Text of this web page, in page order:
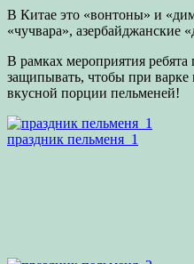
В Китае это «вонтоны» и
«чучвара», азербайджанские
В рамках мероприятия ребята
защипывать, чтобы при варке
вкусной порции пельменей!
праздник пельменя_1